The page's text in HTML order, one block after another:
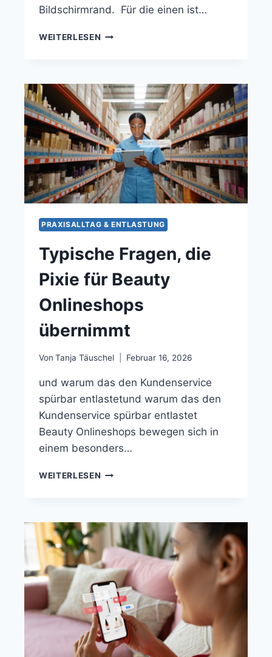
Bildschirmrand. Für die einen ist…
WEITERLESEN
PRAXISALLTAG & ENTLASTUNG
Typische Fragen, die
Pixie für Beauty
Onlineshops
übernimmt
Von Tanja Täuschel Februar 16, 2026
und warum das den Kundenservice
spürbar entlastetund warum das den
Kundenservice spürbar entlastet
Beauty Onlineshops bewegen sich in
einem besonders…
WEITERLESEN